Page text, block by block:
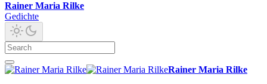
Rainer Maria Rilke
Gedichte
Rainer Maria Rilke